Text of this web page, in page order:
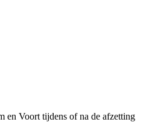
en Voort tijdens of na de afzetting